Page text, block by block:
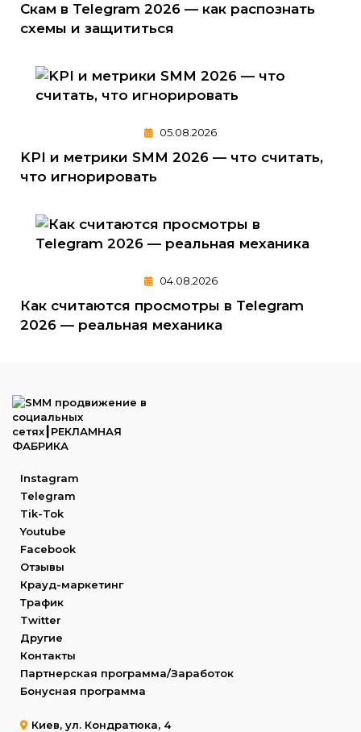
Скам в Telegram 2026 — как распознать
схемы и защититься
05.08.2026
KPI и метрики SMM 2026 — что считать,
что игнорировать
04.08.2026
Как считаются просмотры в Telegram
2026 — реальная механика
Instagram
Telegram
Tik-Tok
Youtube
Facebook
Отзывы
Крауд-маркетинг
Трафик
Twitter
Другие
Контакты
Партнерская программа/Заработок
Бонусная программа
Киев, ул. Кондратюка, 4